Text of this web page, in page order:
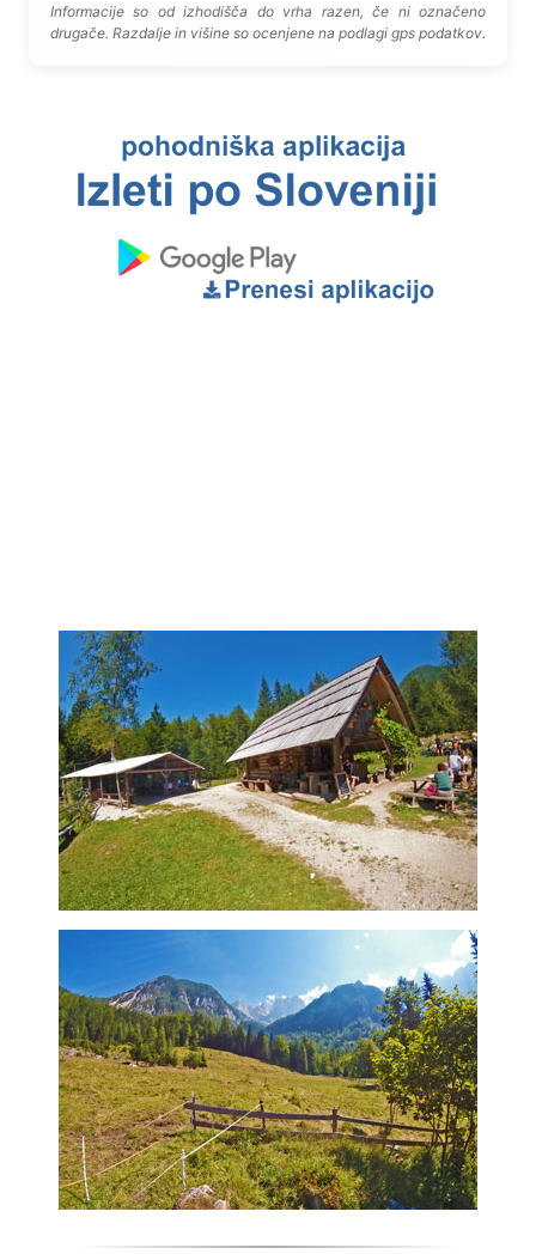
Informacije so od izhodišča do vrha razen, če ni označeno
drugače. Razdalje in višine so ocenjene na podlagi gps podatkov.